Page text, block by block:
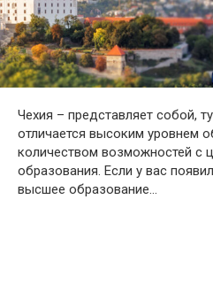
Чехия – представляет собой,
отличается высоким уровнем
количеством возможностей с
образования. Если у вас
высшее образование…